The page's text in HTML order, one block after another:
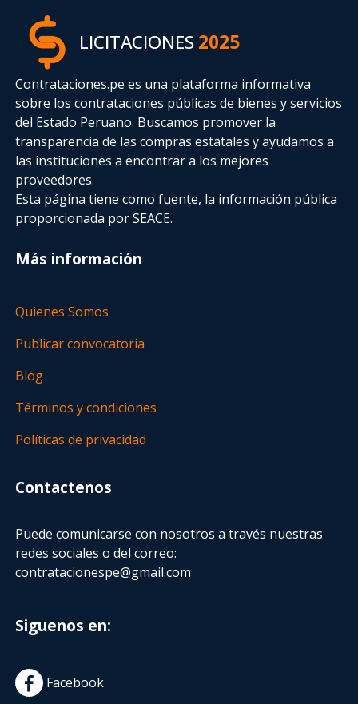
LICITACIONES2025
Contrataciones.pe es una plataforma informativa
sobre los contrataciones públicas de bienes y servicios
del Estado Peruano. Buscamos promover la
transparencia de las compras estatalesy ayudamos a
las instituciones a encontrar a los mejores
proveedores.
Esta página tiene como fuente, la información pública
proporcionada por SEACE.
Más información
Quienes Somos
Publicar convocatoria
Blog
Términos y condiciones
Políticas de privacidad
Contactenos
Puede comunicarse con nosotros a través nuestras
redes sociales o del correo:
contratacionespe@gmail.com
Siguenos en:
Facebook